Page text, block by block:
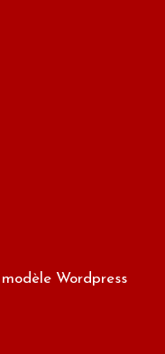
Wordpress